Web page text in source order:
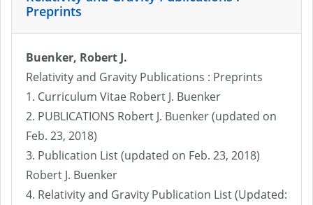
Preprints
Buenker, Robert J.
Relativity and Gravity Publications : Preprints
1. Curriculum Vitae Robert J. Buenker
2. PUBLICATIONS Robert J. Buenker (updated on
Feb. 23, 2018)
3. Publication List (updated on Feb. 23, 2018)
Robert J. Buenker
4. Relativity and Gravity Publication List (Updated: